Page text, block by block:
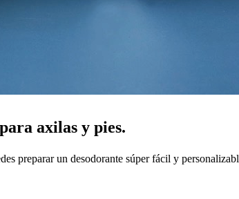
axilas y pies.
preparar un desodorante súper fácil y